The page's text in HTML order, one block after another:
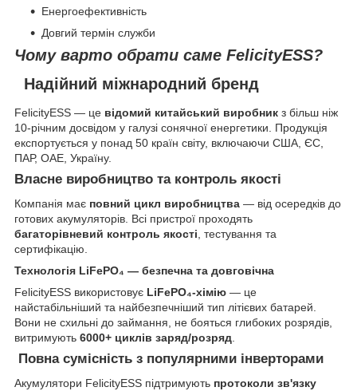
Енергоефективність
Довгий термін служби
Чому варто обрати саме FelicityESS?
Надійний міжнародний бренд
FelicityESS — це відомий китайський виробник з більш ніж
10-річним досвідом у галузі сонячної енергетики. Продукція
експортується у понад 50 країн світу, включаючи США, ЄС,
ПАР, ОАЕ, Україну.
Власне виробництво та контроль якості
Компанія має повний цикл виробництва — від осередків до
готових акумуляторів. Всі пристрої проходять
багаторівневий контроль якості , тестування та
сертифікацію.
Технологія LiFePO₄ — безпечна та довговічна
FelicityESS використовує LiFePO₄-хімію — це
найстабільніший та найбезпечніший тип літієвих батарей.
Вони не схильні до займання, не бояться глибоких розрядів,
витримують 6000+ циклів заряд/розряд
Повна сумісність з популярними інверторами
Акумулятори FelicityESS підтримують протоколи зв'язку